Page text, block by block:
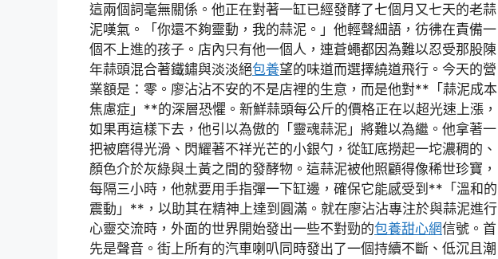
這兩個詞毫無關係。他正在對著一缸已經發酵了七個月又七天的老蒜
泥嘆氣。「你還不夠靈動，我的蒜泥。」他輕聲細語，彷彿在責備一
個不上進的孩子。店內只有他一個人，連蒼蠅都因為難以忍受那股陳
年蒜頭混合著鐵鏽與淡淡絕包養望的味道而選擇繞道飛行。今天的營
業額是：零。廖沾沾不安的不是店裡的生意，而是他對**「蒜泥成本
焦慮症」**的深層恐懼。新鮮蒜頭每公斤的價格正在以超光速上漲，
如果再這樣下去，他引以為傲的「靈魂蒜泥」將難以為繼。他拿著一
把被磨得光滑、閃耀著不祥光芒的小銀勺，從缸底撈起一坨濃稠的、
顏色介於灰綠與土黃之間的發酵物。這蒜泥被他照顧得像稀世珍寶，
每隔三小時，他就要用手指彈一下缸邊，確保它能感受到**「溫和的
震動」**，以助其在精神上達到圓滿。就在廖沾沾專注於與蒜泥進行
心靈交流時，外面的世界開始發出一些不對勁的包養甜心網信號。首
先是聲音。街上所有的汽車喇叭同時發出了一個持續不斷、低沉且潮